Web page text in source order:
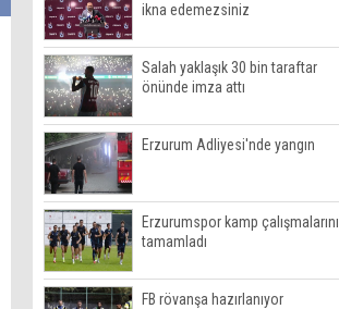
ikna edemezsiniz
Salah yaklaşık 30 bin taraftar
önünde imza attı
Erzurum Adliyesi'nde yangın
Erzurumspor kamp çalışmalarını
tamamladı
FB rövanşa hazırlanıyor